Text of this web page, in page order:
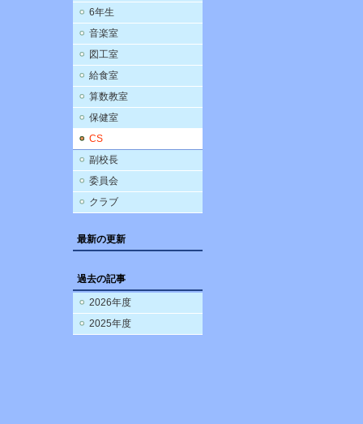
6年生
音楽室
図工室
給食室
算数教室
保健室
CS
副校長
委員会
クラブ
最新の更新
過去の記事
2026年度
2025年度